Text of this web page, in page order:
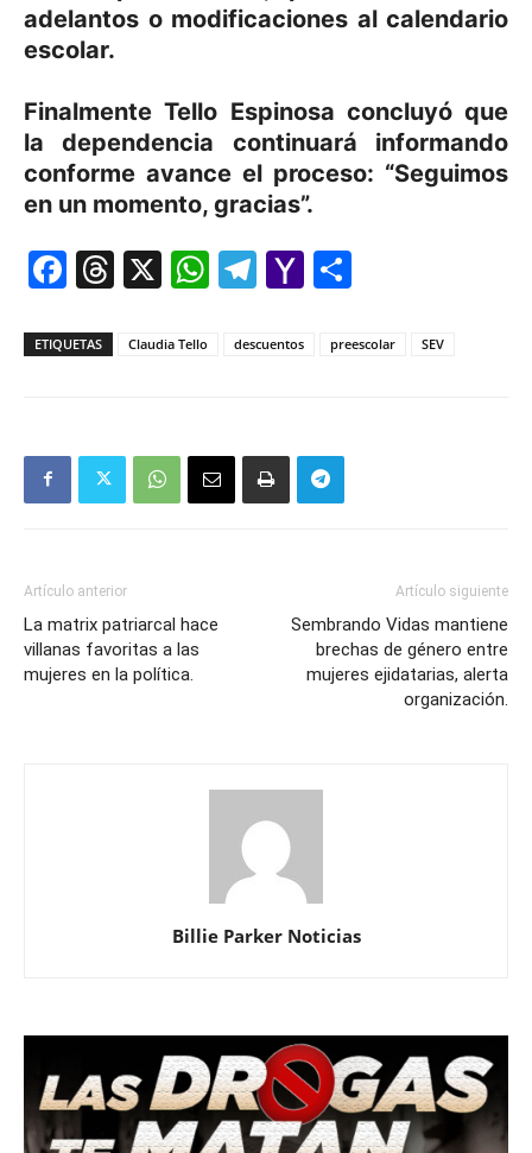
adelantos o modificaciones al calendario
escolar.
Finalmente Tello Espinosa concluyó que
la dependencia continuará informando
conforme avance el proceso: “Seguimos
en un momento, gracias”.
Facebook
Threads
X WhatsApp
Telegram
Yahoo
ETIQUETAS Claudia Tello descuentos preescolar SEV
Artículo anterior
La matrix patriarcal hace
villanas favoritas a las
mujeres en la política.
Artículo siguiente
Sembrando Vidas mantiene
brechas de género entre
mujeres ejidatarias, alerta
organización.
Billie Parker Noticias